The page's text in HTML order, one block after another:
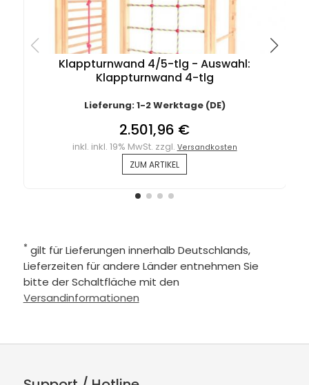
Klappturnwand 4/5-tlg - Auswahl:
Klappturnwand 4-tlg
Lieferung: 1-2 Werktage (DE)
2.501,96 €
inkl. inkl. 19% MwSt. zzgl. Versandkosten
ZUM ARTIKEL
* gilt für Lieferungen innerhalb Deutschlands,
Lieferzeiten für andere Länder entnehmen Sie
bitte der Schaltfläche mit den
Versandinformationen